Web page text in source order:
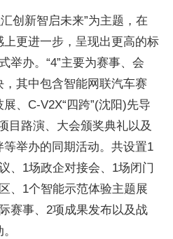
创新智启未来”为主题，在
更进一步，呈现出更高的标
举办。“4”主要为赛事、会
其中包含智能网联汽车赛
、C-V2X“四跨”(沈阳)先导
目路演、大会颁奖典礼以及
举办的同期活动。共设置1
、1场政企对接会、1场闭门
、1个智能示范体验主题展
赛事、2项成果发布以及战